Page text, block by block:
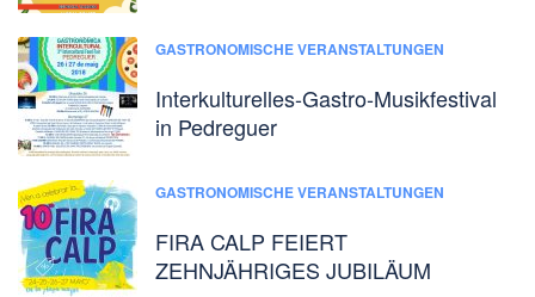
GASTRONOMISCHE VERANSTALTUNGEN
Interkulturelles-Gastro-Musikfestival
in Pedreguer
GASTRONOMISCHE VERANSTALTUNGEN
FIRA CALP FEIERT
ZEHNJÄHRIGES JUBILÄUM